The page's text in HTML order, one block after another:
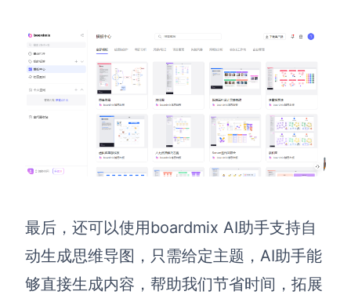
数据分析与策略
AI生成用户画像
AI生成Smart分析
AI生成波士顿矩阵
AI生成波特五力模型
AI生成竞品分析
AI生成安索夫矩阵
智能创作
AI生成PPT
AI生成图片
AI写作
AI对话
最后 ， 还可以使用boardmix AI助手支持自
动生成思维导图，只需给定主题，AI助手能
够直接生成内容，帮助我们节省时间，拓展